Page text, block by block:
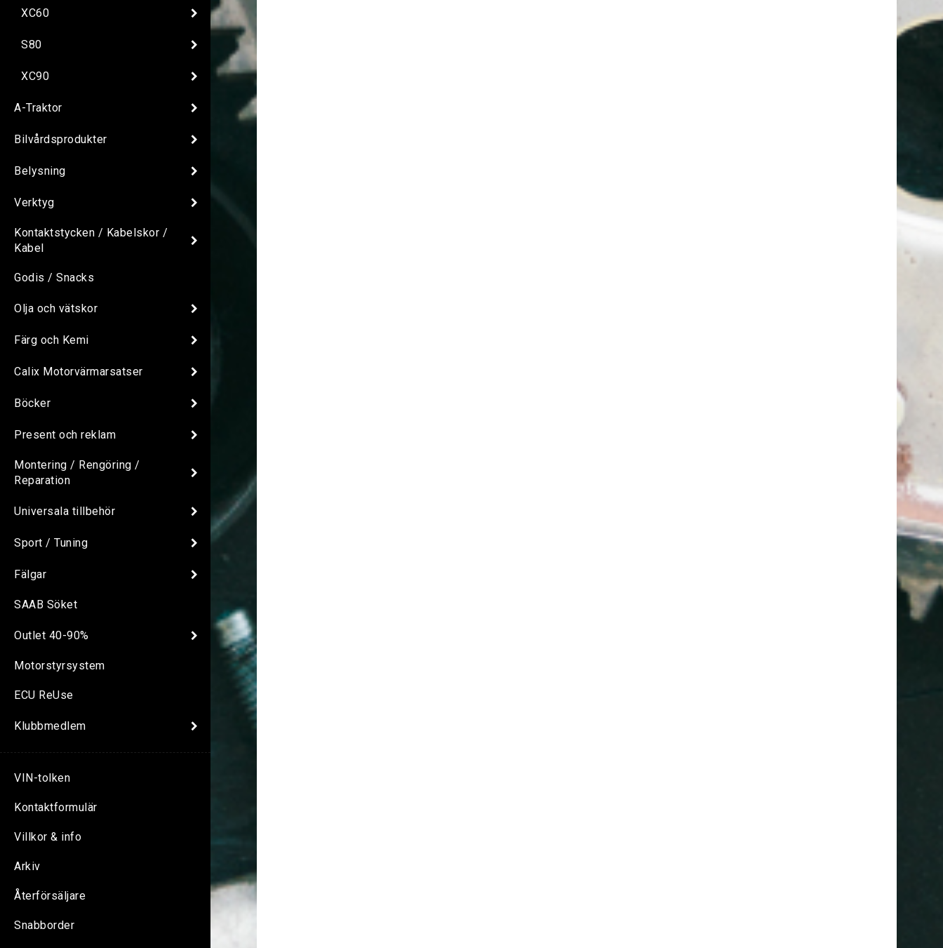
XC60
S80
XC90
A-Traktor
Bilvårdsprodukter
Belysning
Verktyg
Kontaktstycken / Kabelskor /
Kabel
Godis / Snacks
Olja och vätskor
Färg och Kemi
Calix Motorvärmarsatser
Böcker
Present och reklam
Montering / Rengöring /
Reparation
Universala tillbehör
Sport / Tuning
Fälgar
SAAB Söket
Outlet 40-90%
Motorstyrsystem
ECU ReUse
Klubbmedlem
VIN-tolken
Kontaktformulär
Villkor & info
Arkiv
Återförsäljare
Snabborder